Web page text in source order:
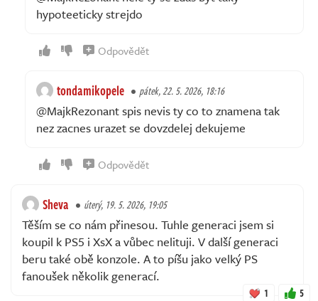
hypoteeticky strejdo
Odpovědět
tondamikopele pátek, 22. 5. 2026, 18:16
@MajkRezonant spis nevis ty co to znamena tak
nez zacnes urazet se dovzdelej dekujeme
Odpovědět
Sheva úterý, 19. 5. 2026, 19:05
Těším se co nám přinesou. Tuhle generaci jsem si
koupil k PS5 i XsX a vůbec nelituji. V další generaci
beru také obě konzole. A to píšu jako velký PS
fanoušek několik generací.
1 5